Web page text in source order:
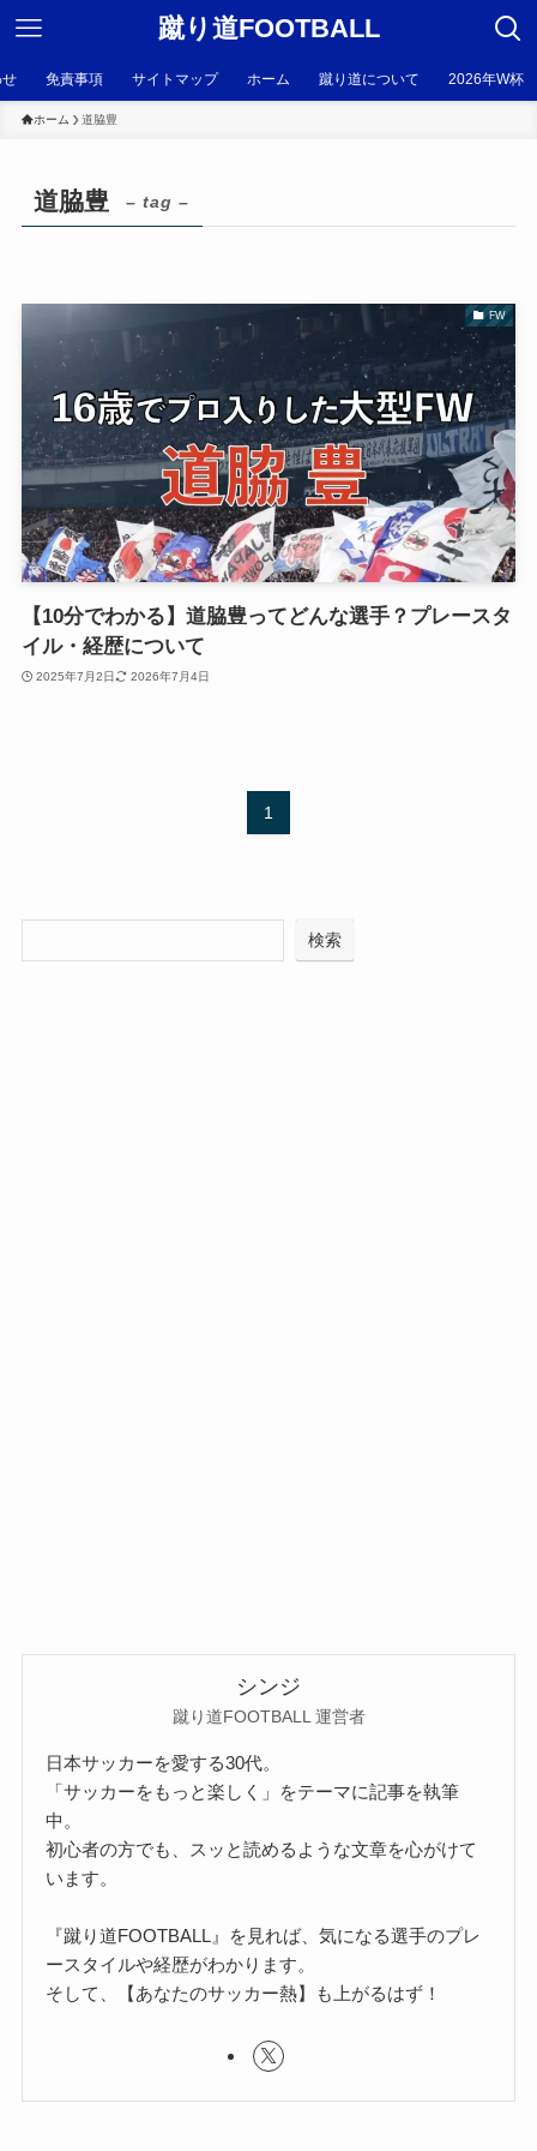
蹴り道FOOTBALL
免責事項 サイトマップ ホーム 蹴り道について 2026年W杯
ホーム 道脇豊
道脇豊 – tag –
FW
【10分でわかる】道脇豊ってどんな選手？プレースタ
イル・経歴について
2025年7月2日 2026年7月4日
1
検索
シンジ
蹴り道FOOTBALL 運営者
日本サッカーを愛する30代。
「サッカーをもっと楽しく」をテーマに記事を執筆
中。
初心者の方でも、スッと読めるような文章を心がけて
います。
『蹴り道FOOTBALL』を見れば、気になる選手のプレ
ースタイルや経歴がわかります。
そして、【あなたのサッカー熱】も上がるはず！